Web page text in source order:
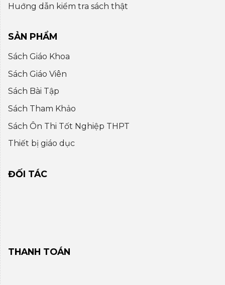
Huớng dẫn kiểm tra sách thật
SẢN PHẨM
Sách Giáo Khoa
Sách Giáo Viên
Sách Bài Tập
Sách Tham Khảo
Sách Ôn Thi Tốt Nghiệp THPT
Thiết bị giáo dục
ĐỐI TÁC
THANH TOÁN